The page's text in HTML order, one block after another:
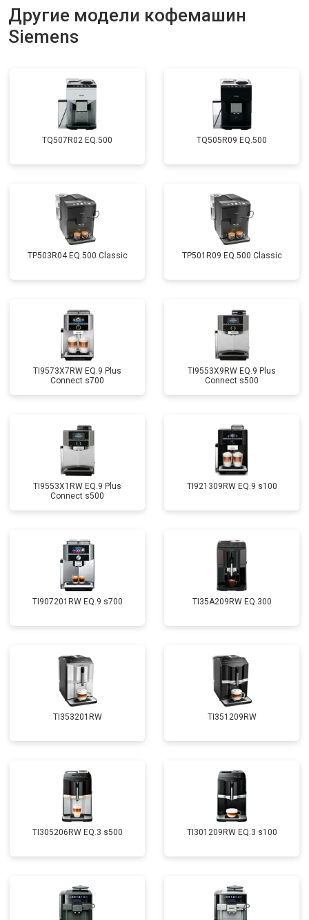
Другие модели кофемашин
Siemens
TQ507R02 EQ.500 TQ505R09 EQ.500
TP503R04 EQ.500 Classic TP501R09 EQ.500 Classic
TI9573X7RW EQ.9 Plus
Connect s700
TI9553X9RW EQ.9 Plus
Connect s500
TI9553X1RW EQ.9 Plus
Connect s500
TI921309RW EQ.9 s100
TI907201RW EQ.9 s700 TI35A209RW EQ.300
TI353201RW TI351209RW
TI305206RW EQ.3 s500 TI301209RW EQ.3 s100